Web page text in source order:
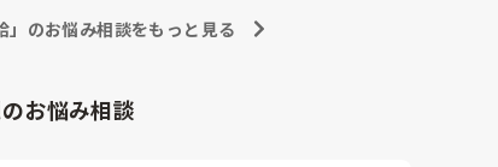
」のお悩み相談をもっと見る
お悩み相談